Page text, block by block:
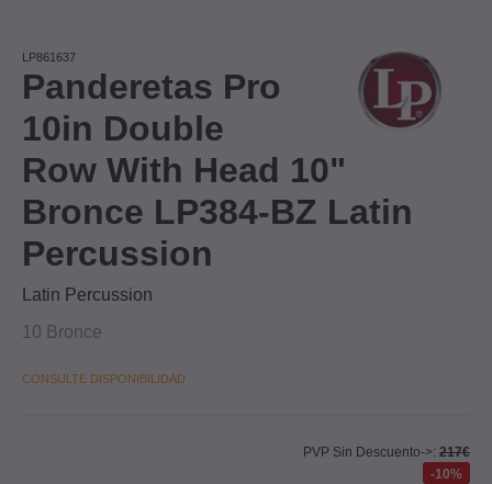
LP861637
Panderetas Pro
10in Double
Row With Head 10"
Bronce LP384-BZ Latin
Percussion
Latin Percussion
10 Bronce
CONSULTE DISPONIBILIDAD
PVP Sin Descuento->: 217€
10%